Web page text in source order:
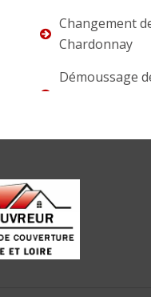
Changement
Chardonnay
Démoussage